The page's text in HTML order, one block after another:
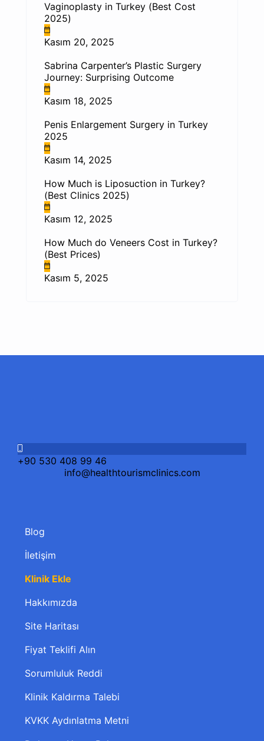
Vaginoplasty in Turkey (Best Cost
2025)
Kasım 20, 2025
Sabrina Carpenter’s Plastic Surgery
Journey: Surprising Outcome
Kasım 18, 2025
Penis Enlargement Surgery in Turkey
2025
Kasım 14, 2025
How Much is Liposuction in Turkey?
(Best Clinics 2025)
Kasım 12, 2025
How Much do Veneers Cost in Turkey?
(Best Prices)
Kasım 5, 2025
+90 530 408 99 46
info@healthtourismclinics.com
Blog
İletişim
Klinik Ekle
Hakkımızda
Site Haritası
Fiyat Teklifi Alın
Sorumluluk Reddi
Klinik Kaldırma Talebi
KVKK Aydınlatma Metni